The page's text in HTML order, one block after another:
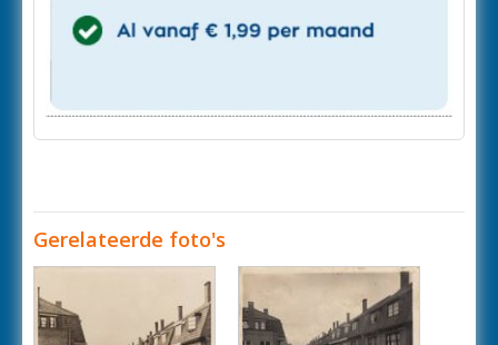
Gerelateerde foto's